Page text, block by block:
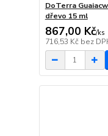
DoTerra
dřevo 15 ml
867,00 Kč/ks
716,53 Kč bez